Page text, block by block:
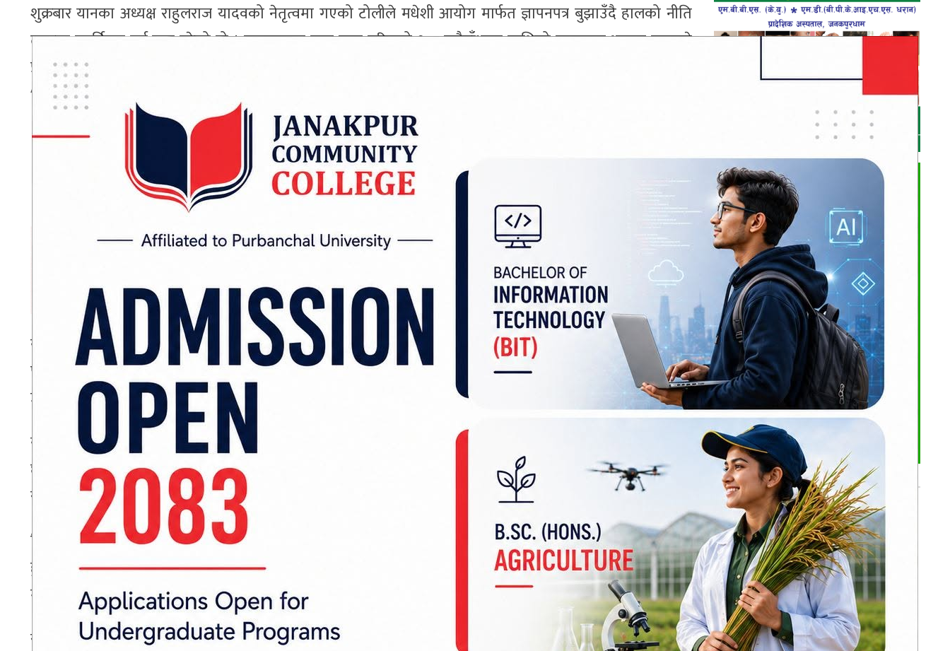
शुक्रबार यानका अध्यक्ष राहुलराज यादवको नेतृत्वमा गएको टोलीले मधेशी आयोग मार्फत ज्ञापनपत्र बुझाउँदै हालको नीति
तत्काल पुनर्विचार गर्न माग गरेको हो । ज्ञापनपत्रमा हाल लागू गरिएको १०० रुपैयाँभन्दा माथिको सामानमा भन्सार लगाउने
प्रावधानलाई अव्यवहारिक भन्दै आलोचना गरिएको छ ।
ADVERTISEMENT
यानका अनुसार बढ्दो महँगीको समयमा यस्तो नीति लागु हुँदा दैनिक ज्यालादारी गर्ने मजदुर, किसान तथा न्यून आय भएका
परिवारहरू प्रत्यक्ष रूपमा प्रभावित भइरहेका छन् । संगठनले मधेशको सामाजिक र आर्थिक बनावट अन्य क्षेत्रभन्दा फरक रहेको
उल्लेख गर्दै सीमावर्ती भारतीय बजारमा निर्भरता पुरानै यथार्थ भएको बताएको छ ।
यस्तो अवस्थामा सामान्य उपभोगका सामग्रीमै भन्सार तिर्नुपर्ने व्यवस्था नागरिकका लागि थप आर्थिक बोझ बनेको यानको ठहर
छ । यसैबीच, मधेशको परम्परागत ‘रोटी–बेटी’ सम्बन्ध, विवाह तथा धार्मिक–सांस्कृतिक गतिविधिसँग सम्बन्धित सामग्रीमा
समेत कर लगाइनु सांस्कृतिक स्वतन्त्रतामाथि असर पर्ने कदम भएको आरोप पनि लगाइएको छ।
विशेषगरी दलित र विपन्न समुदायले यसको मार बढी भोगिरहेको संगठनले जनाएको छ । यानले सीमाक्षेत्रमा सुरक्षाकर्मीबाट
हुने व्यवहारप्रति पनि गम्भीर प्रश्न उठाएको छ। सामान जफत गर्ने, कुटपिट तथा दुव्र्यवहारका घटना बढिरहेको भन्दै यसले
मानवअधिकारको अवस्थालाई चिन्ताजनक बनाएको उल्लेख गरिएको छ ।
संगठनले सरकारसँग सीमावर्ती क्षेत्रको यथार्थलाई ध्यानमा राख्दै व्यवहारिक र जनमैत्री नीति ल्याउन, साथै सुरक्षा निकायको
भर्खरै
अन्ततः आफ्नै
योजनाबाट पछि हटे
ओली, कोशीमा
कार्कीकै निरन्तरता
भिडभाड लुकाउन